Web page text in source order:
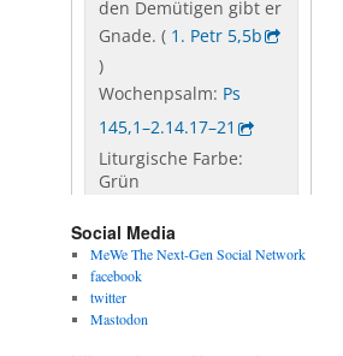
Social Media
MeWe The Next-Gen Social Network
facebook
twitter
Mastodon